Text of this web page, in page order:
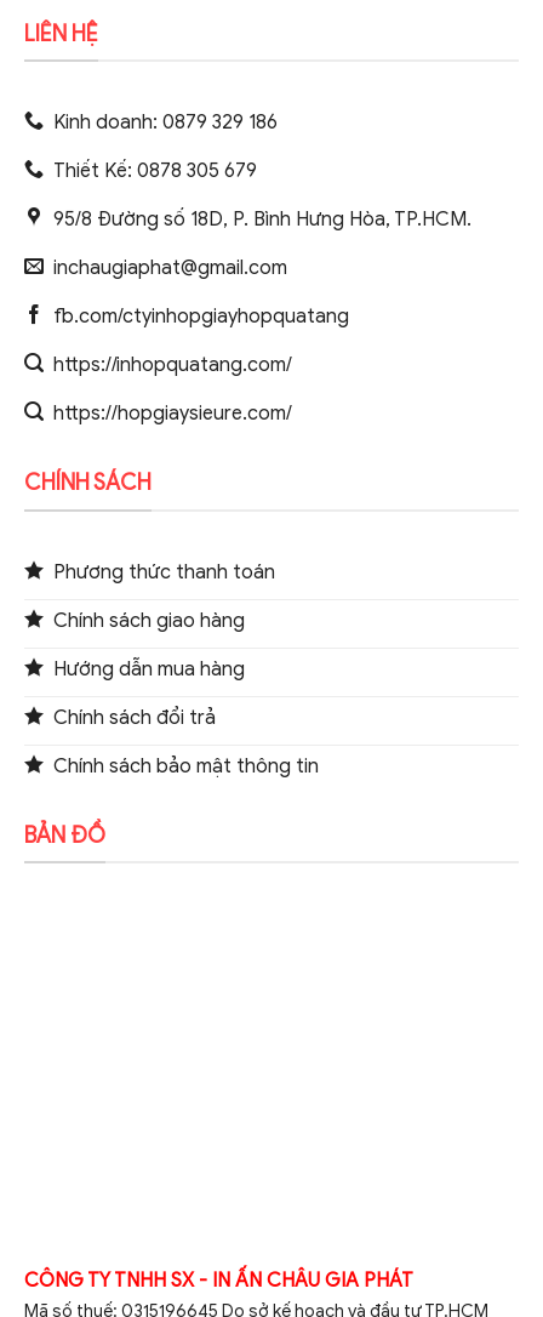
LIÊN HỆ
Kinh doanh: 0879 329 186
Thiết Kế: 0878 305 679
95/8 Đường số 18D, P. Bình Hưng Hòa, TP.HCM.
inchaugiaphat@gmail.com
fb.com/ctyinhopgiayhopquatang
https://inhopquatang.com/
https://hopgiaysieure.com/
CHÍNH SÁCH
Phương thức thanh toán
Chính sách giao hàng
Hướng dẫn mua hàng
Chính sách đổi trả
Chính sách bảo mật thông tin
BẢN ĐỒ
CÔNG TY TNHH SX - IN ẤN CHÂU GIA PHÁT
Mã số thuế: 0315196645 Do sở kế hoạch và đầu tư TP.HCM